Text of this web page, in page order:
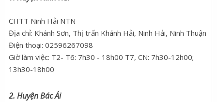
CHTT Ninh Hải NTN
Địa chỉ: Khánh Sơn, Thị trấn Khánh Hải, Ninh Hải, Ninh Thuận
Điện thoại: 02596267098
Giờ làm việc: T2- T6: 7h30 - 18h00 T7, CN: 7h30-12h00;
13h30-18h00
2. Huyện Bác Ái